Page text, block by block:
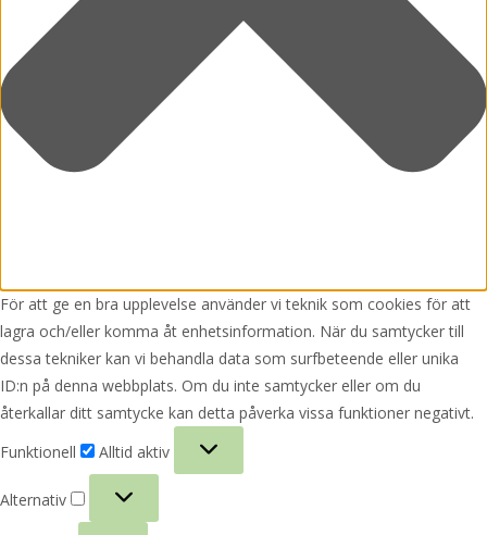
För att ge en bra upplevelse använder vi teknik som cookies för att
lagra och/eller komma åt enhetsinformation. När du samtycker till
dessa tekniker kan vi behandla data som surfbeteende eller unika
ID:n på denna webbplats. Om du inte samtycker eller om du
återkallar ditt samtycke kan detta påverka vissa funktioner negativt.
Funktionell
Alltid aktiv
Alternativ